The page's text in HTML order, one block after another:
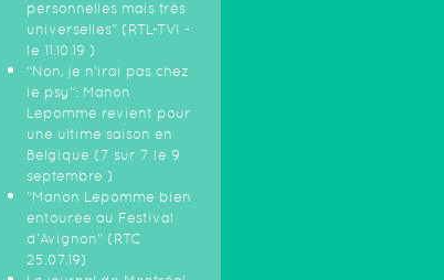
personnelles mais très
universelles" (RTL-TVI -
le 11.10.19 )
“Non, je n’irai pas chez
le psy”: Manon
Lepomme revient pour
une ultime saison en
Belgique (7 sur 7 le 9
septembre )
"Manon Lepomme bien
entourée au Festival
d'Avignon" (RTC
25.07.19)